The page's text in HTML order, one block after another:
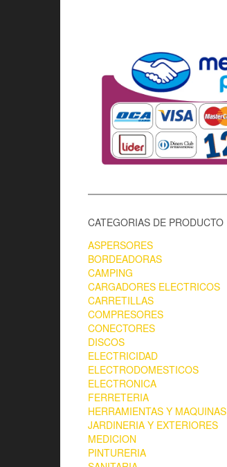
CATEGORIAS DE PRODUCTO
ASPERSORES
BORDEADORAS
CAMPING
CARGADORES ELECTRICOS
CARRETILLAS
COMPRESORES
CONECTORES
DISCOS
ELECTRICIDAD
ELECTRODOMESTICOS
ELECTRONICA
FERRETERIA
HERRAMIENTAS Y MAQUINAS
JARDINERIA Y EXTERIORES
MEDICION
PINTURERIA